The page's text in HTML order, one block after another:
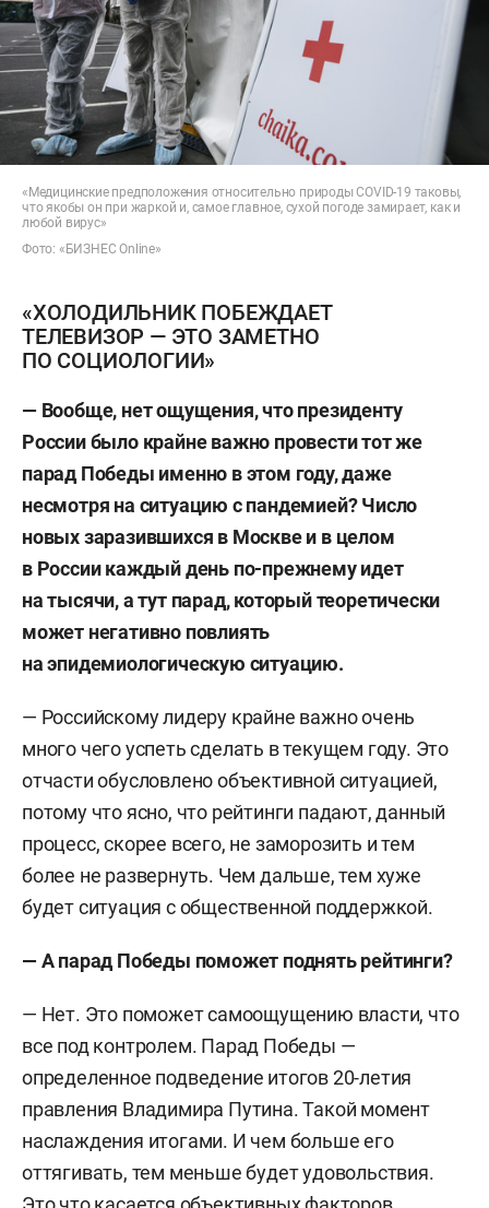
«Медицинские предположения относительно природы COVID-19 таковы,
что якобы он при жаркой и, самое главное, сухой погоде замирает, как и
любой вирус»
Фото: «БИЗНЕС Online»
«ХОЛОДИЛЬНИК ПОБЕЖДАЕТ
ТЕЛЕВИЗОР — ЭТО ЗАМЕТНО
ПО СОЦИОЛОГИИ»
— Вообще, нет ощущения, что президенту
России было крайне важно провести тот же
парад Победы именно в этом году, даже
несмотря на ситуацию с пандемией? Число
новых заразившихся в Москве и в целом
в России каждый день по-прежнему идет
на тысячи, а тут парад, который теоретически
может негативно повлиять
на эпидемиологическую ситуацию.
— Российскому лидеру крайне важно очень
много чего успеть сделать в текущем году. Это
отчасти обусловлено объективной ситуацией,
потому что ясно, что рейтинги падают, данный
процесс, скорее всего, не заморозить и тем
более не развернуть. Чем дальше, тем хуже
будет ситуация с общественной поддержкой.
— А парад Победы поможет поднять рейтинги?
— Нет. Это поможет самоощущению власти, что
все под контролем. Парад Победы —
определенное подведение итогов 20-летия
правления Владимира Путина. Такой момент
наслаждения итогами. И чем больше его
оттягивать, тем меньше будет удовольствия.